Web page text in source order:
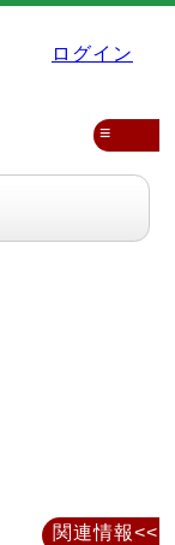
ログイン
≡
関連情報<<